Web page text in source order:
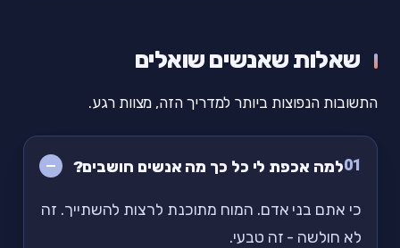
שאלות שאנשים שואלים
התשובות הנפוצות ביותר למדריך הזה, מצוות רגע.
01למה אכפת לי כל כך מה אנשים חושבים?
כי אתם בני אדם. המוח מתוכנת לרצות להשתייך. זה
לא חולשה - זה טבעי.